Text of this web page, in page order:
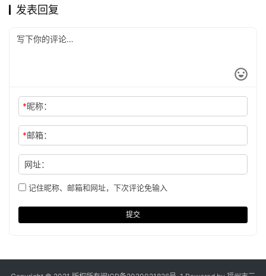
发表回复
*昵称：
*邮箱：
网址：
记住昵称、邮箱和网址，下次评论免输入
提交